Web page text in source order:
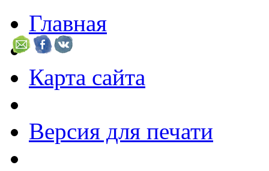
Главная
Карта сайта
Версия для печати